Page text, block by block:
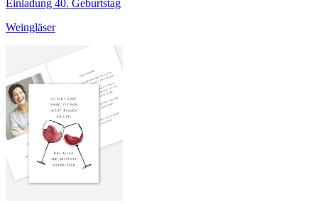
Einladung 40. Geburtstag
Weingläser